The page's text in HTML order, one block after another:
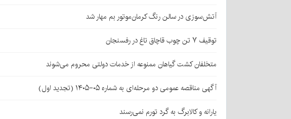
آتش‌سوزی در سالن رنگ کرمان‌موتور بم مهار شد
توقیف ۷ تن چوب قاچاق تاغ در رفسنجان
متخلفان کشت گیاهان ممنوعه از خدمات دولتی محروم می‌شوند
آگهی مناقصه عمومی دو مرحله‌ای به شماره ۰۵-۱۴۰۵ (تجدید اول)
یارانه و کالابرگ به گرد تورم نمی‌رسند